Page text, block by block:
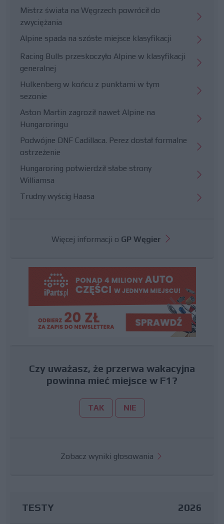
Mistrz świata na Węgrzech powrócił do
zwyciężania
Alpine spada na szóste miejsce klasyfikacji
Racing Bulls przeskoczyło Alpine w klasyfikacji
generalnej
Hulkenberg w końcu z punktami w tym
sezonie
Aston Martin zagroził nawet Alpine na
Hungaroringu
Podwójne DNF Cadillaca. Perez dostał formalne
ostrzeżenie
Hungaroring potwierdził słabe strony
Williamsa
Trudny wyścig Haasa
Więcej informacji o GP Węgier
Czy uważasz, że przerwa wakacyjna
powinna mieć miejsce w F1?
TAK NIE
Zobacz wyniki głosowania
TESTY 2026